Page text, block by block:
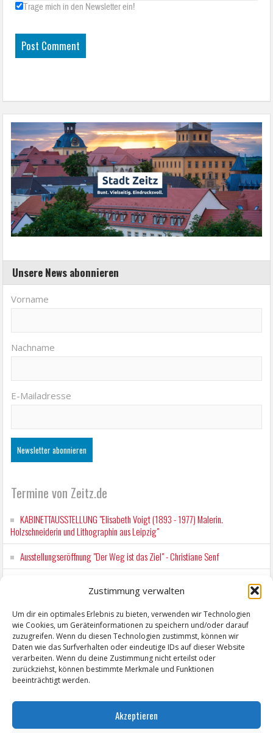
Zustimmung verwalten
Um dir ein optimales Erlebnis zu bieten, verwenden wir Technologien
wie Cookies, um Geräteinformationen zu speichern und/oder darauf
zuzugreifen. Wenn du diesen Technologien zustimmst, können wir
Daten wie das Surfverhalten oder eindeutige IDs auf dieser Website
verarbeiten. Wenn du deine Zustimmung nicht erteilst oder
zurückziehst, können bestimmte Merkmale und Funktionen
beeinträchtigt werden.
Akzeptieren
Trage mich in den Newsletter ein!
Unsere News abonnieren
Vorname
Nachname
E-Mailadresse
Termine von Zeitz.de
KABINETTAUSSTELLUNG "Elisabeth Voigt (1893 - 1977) Malerin.
Holzschneiderin und Lithographin aus Leipzig"
Ausstellungseröffnung "Der Weg ist das Ziel" - Christiane Senf
Kunstfest Zeitz